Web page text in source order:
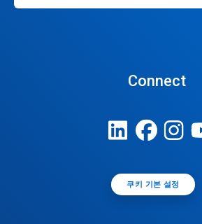
Connect
쿠키 기본 설정